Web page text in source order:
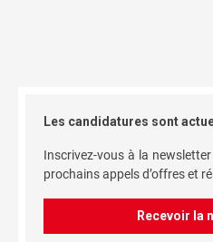
Les candidatures sont
Inscrivez-vous à la
prochains appels d’offres et
Recevoir la